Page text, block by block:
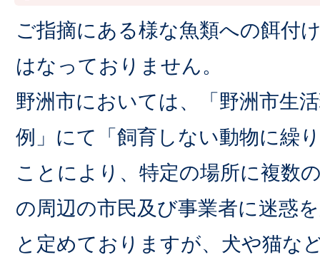
ご指摘にある様な魚類への餌付
はなっておりません。
野洲市においては、「野洲市生
例」にて「飼育しない動物に繰
ことにより、特定の場所に複数
の周辺の市民及び事業者に迷惑
と定めておりますが、犬や猫な